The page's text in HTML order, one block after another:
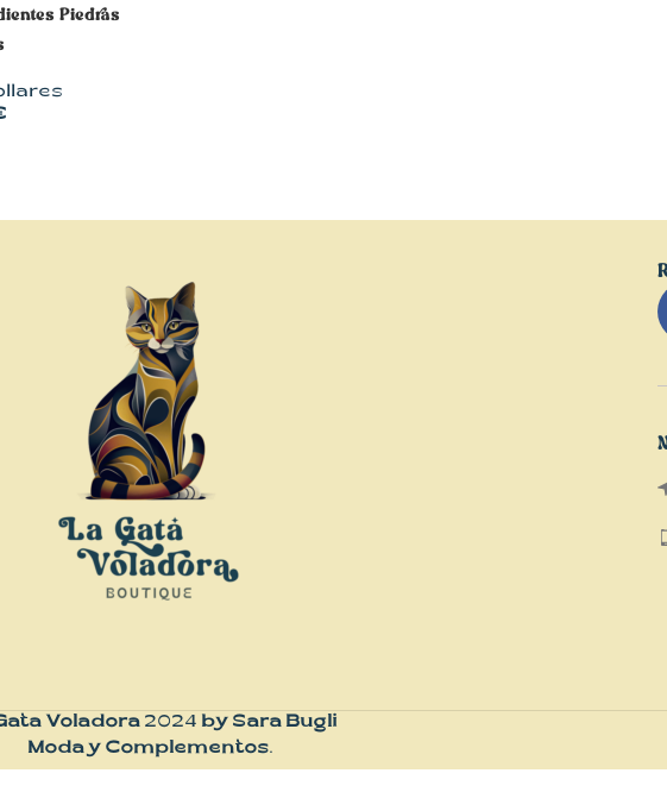
Piedras
Voladora 2024 by Sara Bugli
Moda y Complementos.